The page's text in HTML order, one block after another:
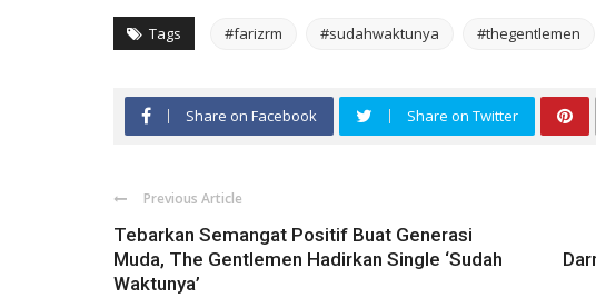
Tags #farizrm #sudahwaktunya #thegentlemen
Share on Facebook Share on Twitter
Previous Article
Tebarkan Semangat Positif Buat Generasi
Muda, The Gentlemen Hadirkan Single ‘Sudah
Waktunya’